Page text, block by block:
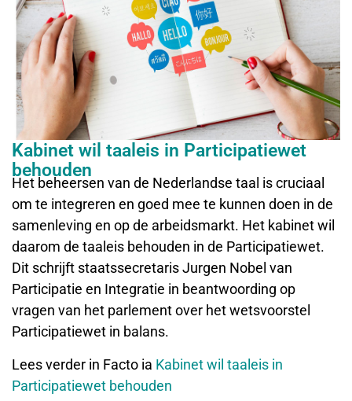
Kabinet wil taaleis in Participatiewet
behouden
Het beheersen van de Nederlandse taal is cruciaal
om te integreren en goed mee te kunnen doen in de
samenleving en op de arbeidsmarkt. Het kabinet wil
daarom de taaleis behouden in de Participatiewet.
Dit schrijft staatssecretaris Jurgen Nobel van
Participatie en Integratie in beantwoording op
vragen van het parlement over het wetsvoorstel
Participatiewet in balans.
Lees verder in Facto ia Kabinet wil taaleis in
Participatiewet behouden